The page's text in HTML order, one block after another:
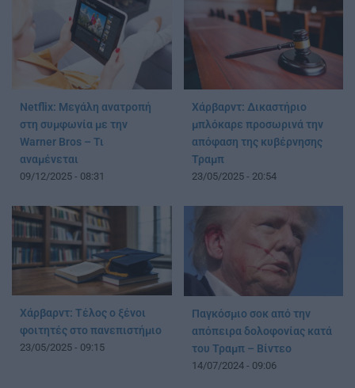
Netflix: Μεγάλη ανατροπή
στη συμφωνία με την
Warner Bros – Τι
αναμένεται
09/12/2025 - 08:31
Χάρβαρντ: Δικαστήριο
μπλόκαρε προσωρινά την
απόφαση της κυβέρνησης
Τραμπ
23/05/2025 - 20:54
Χάρβαρντ: Τέλος ο ξένοι
φοιτητές στο πανεπιστήμιο
23/05/2025 - 09:15
Παγκόσμιο σοκ από την
απόπειρα δολοφονίας κατά
του Τραμπ – Βίντεο
14/07/2024 - 09:06